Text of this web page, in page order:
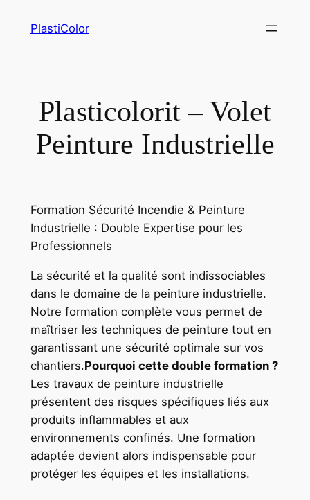
PlastiColor
Plasticolorit – Volet
Peinture Industrielle
Formation Sécurité Incendie & Peinture
Industrielle : Double Expertise pour les
Professionnels
La sécurité et la qualité sont indissociables
dans le domaine de la peinture industrielle.
Notre formation complète vous permet de
maîtriser les techniques de peinture tout en
garantissant une sécurité optimale sur vos
chantiers.Pourquoi cette double formation ?
Les travaux de peinture industrielle
présentent des risques spécifiques liés aux
produits inflammables et aux
environnements confinés. Une formation
adaptée devient alors indispensable pour
protéger les équipes et les installations.